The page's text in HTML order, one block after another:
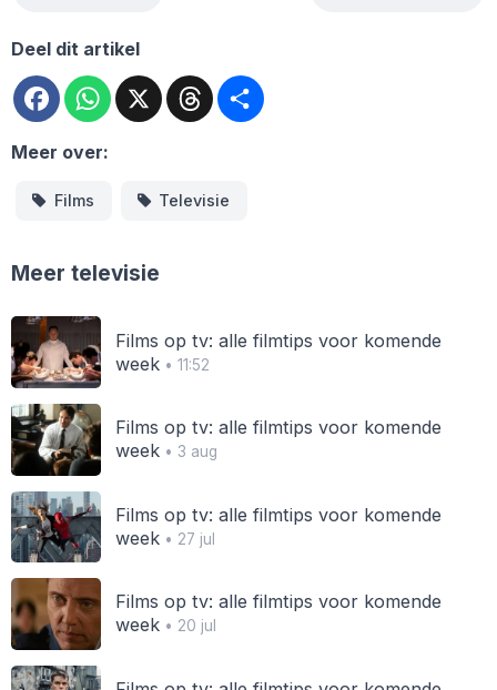
Deel dit artikel
FacebookWhatsApp
X Threads
Meer over:
Films Televisie
Meer televisie
Films op tv: alle filmtips voor komende
week• 11:52
Films op tv: alle filmtips voor komende
week• 3 aug
Films op tv: alle filmtips voor komende
week• 27 jul
Films op tv: alle filmtips voor komende
week• 20 jul